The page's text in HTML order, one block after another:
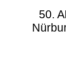
50.